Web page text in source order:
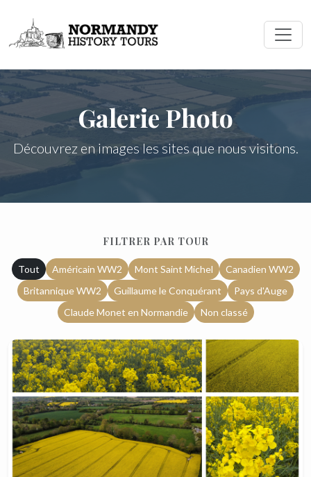
Galerie Photo
Découvrez en images les sites que nous visitons.
FILTRER PAR TOUR
Tout Américain WW2 Mont Saint Michel
Canadien WW2
Britannique WW2
Guillaume le Conquérant
Pays d'Auge
Claude Monet en Normandie
Non classé